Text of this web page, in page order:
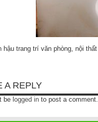
hậu trang trí văn phòng, nội thất
A REPLY
be logged in to post a comment.